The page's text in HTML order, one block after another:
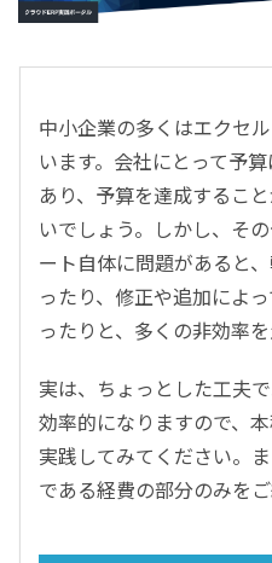
会計
CRM／営業支援／Eコマ
DX（2025年の崖）／ク
データ分析／BI
ガバナンス／リスク管理
BPR／業務改善
中小企業の多くはエクセ
います。会社にとって予
あり、予算を達成するこ
いでしょう。しかし、そ
ート自体に問題があると
ったり、修正や追加によ
ったりと、多くの非効率を
実は、ちょっとした工夫
効率的になりますので、
実践してみてください。
である経費の部分のみをご